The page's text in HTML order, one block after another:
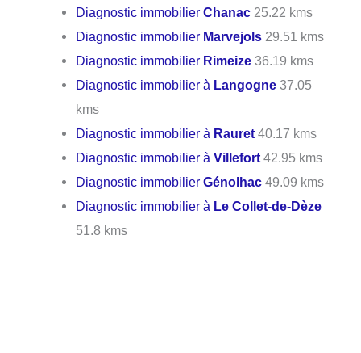
Diagnostic immobilierChanac 25.22 kms
Diagnostic immobilier Marvejols 29.51 kms
Diagnostic immobilier Rimeize 36.19 kms
Diagnostic immobilier à Langogne 37.05
kms
Diagnostic immobilier à Rauret 40.17 kms
Diagnostic immobilier àVillefort 42.95 kms
Diagnostic immobilierGénolhac 49.09 kms
Diagnostic immobilier à Le Collet-de-Dèze
51.8 kms